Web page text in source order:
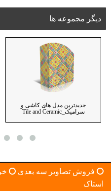
دیگر مجموعه ها
جدیدترین مدل های کاشی و
سرامیک_Tile and Ceramic
فروش تصاویر سه بعدی
استاک